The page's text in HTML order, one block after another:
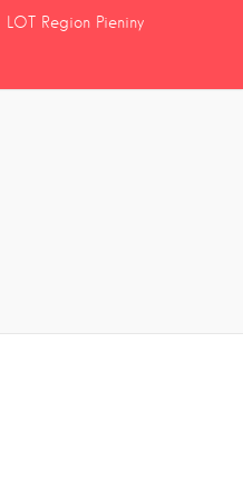
LOT Region Pieniny